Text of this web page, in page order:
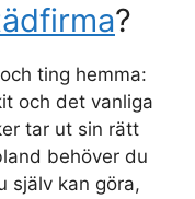
?
ting hemma:
och det vanliga
tar ut sin rätt
behöver du
själv kan göra,